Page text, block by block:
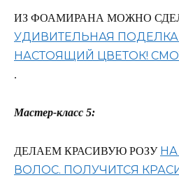
ИЗ ФОАМИРАНА МОЖНО
УДИВИТЕЛЬНАЯ
НАСТОЯЩИЙ ЦВЕТОК!
.
Мастер-класс 5:
ДЕЛАЕМ КРАСИВУЮ РОЗУ
ВОЛОС. ПОЛУЧИТСЯ